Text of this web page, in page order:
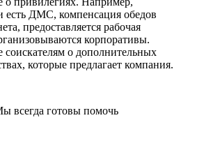
есть ДМС, компенсация обедов
предоставляется рабочая
корпоративы.
соискателям о дополнительных
которые предлагает компания.
всегда готовы помочь